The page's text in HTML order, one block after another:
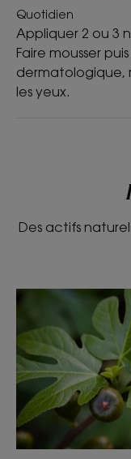
et freesia.
*Peau hydratée
cornéométrie sur 16
**Selon la norme
****Nettoie
Quotidien
Appliquer 2 ou 3
Faire mousser
dermatologique,
les yeux.
Des actifs